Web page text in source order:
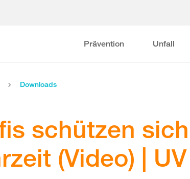
Prävention Unfall
Downloads
schützen
(Video) | UV